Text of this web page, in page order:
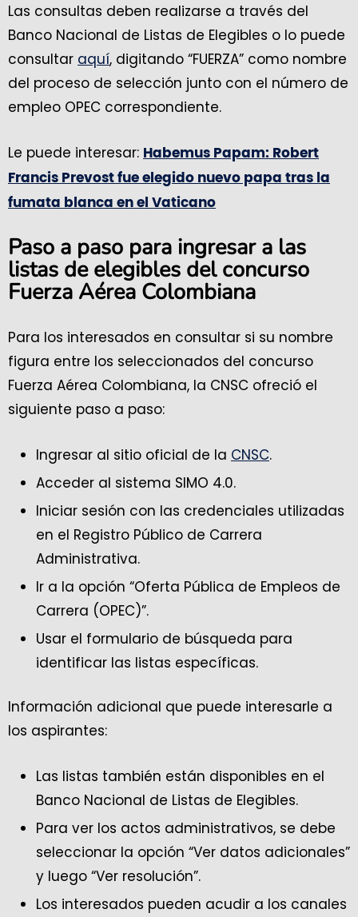
Las consultas deben realizarse a través del
Banco Nacional de Listas de Elegibles o lo puede
consultar aquí, digitando “FUERZA” como nombre
del proceso de selección junto con el número de
empleo OPEC correspondiente.
Le puede interesar: Habemus Papam: Robert
Francis Prevost fue elegido nuevo papa tras la
fumata blanca en el Vaticano
Paso a paso para ingresar a las
listas de elegibles del concurso
Fuerza Aérea Colombiana
Para los interesados en consultar si su nombre
figura entre los seleccionados del concurso
Fuerza Aérea Colombiana, la CNSC ofreció el
siguiente paso a paso:
Ingresar al sitio oficial de la CNSC.
Acceder al sistema SIMO 4.0.
Iniciar sesión con las credenciales utilizadas
en el Registro Público de Carrera
Administrativa.
Ir a la opción “Oferta Pública de Empleos de
Carrera (OPEC)”.
Usar el formulario de búsqueda para
identificar las listas específicas.
Información adicional que puede interesarle a
los aspirantes:
Las listas también están disponibles en el
Banco Nacional de Listas de Elegibles.
Para ver los actos administrativos, se debe
seleccionar la opción “Ver datos adicionales”
y luego “Ver resolución”.
Los interesados pueden acudir a los canales